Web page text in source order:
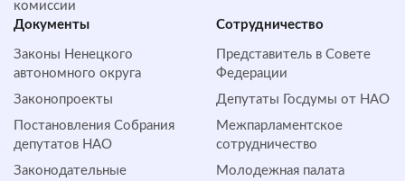
комиссии
Документы
Законы Ненецкого
автономного округа
Законопроекты
Постановления Собрания
депутатов НАО
Законодательные
Сотрудничество
Представитель в Совете
Федерации
Депутаты Госдумы от НАО
Межпарламентское
сотрудничество
Молодежная палата